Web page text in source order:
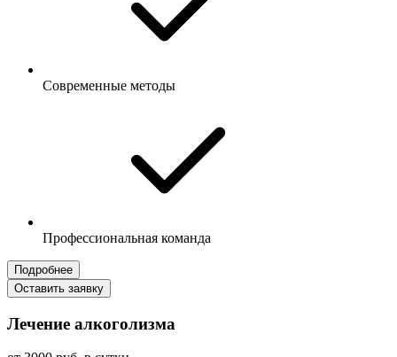
Современные методы
Профессиональная команда
Подробнее
Оставить заявку
Лечение алкоголизма